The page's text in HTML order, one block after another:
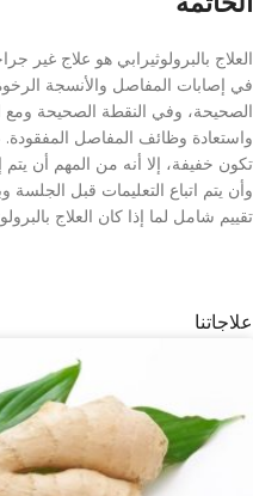
العلاج بالبرولوثيرابي هو علاج غير
في إصابات المفاصل والأنسجة
الصحيحة، وفي النقطة الصحيحة ومع
واستعادة وظائف المفاصل المفقودة.
تكون خفيفة، إلا أنه من المهم أن
وأن يتم اتباع التعليمات قبل الجلسة
تقييم شامل لما إذا كان العلاج
علاجاتنا